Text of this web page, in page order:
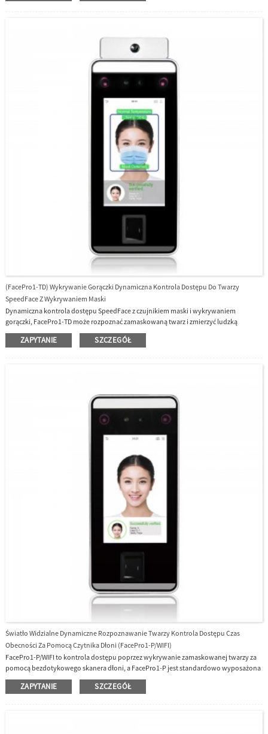
środowiskowe.FacePro15 może pracować na zewnątrz z funkcją wodoodporności.
(FacePro1-TD) Wykrywanie Gorączki Dynamiczna Kontrola Dostępu Do Twarzy
SpeedFace Z Wykrywaniem Maski
Dynamiczna kontrola dostępu SpeedFace z czujnikiem maski i wykrywaniem
gorączki, FacePro1-TD może rozpoznać zamaskowaną twarz i zmierzyć ludzką
temperaturę.Bezdotykowy dostęp sprawia, że ​​dostęp jest bezpieczny i
higieniczny.Instalowany przy wejściu do biurowców, fabryk, szkół i innych miejsc
ZAPYTANIE SZCZEGÓŁ
Światło Widzialne Dynamiczne Rozpoznawanie Twarzy Kontrola Dostępu Czas
Obecności Za Pomocą Czytnika Dłoni (FacePro1-P/WIFI)
FacePro1-P/WIFI to kontrola dostępu poprzez wykrywanie zamaskowanej twarzy za
pomocą bezdotykowego skanera dłoni, a FacePro1-P jest standardowo wyposażona
w bezprzewodową komunikację Wi-Fi.FacePro1-P/WiFi rozpoznaje zamaskowaną
twarz.Wiele sposobów weryfikacji: dłoń, twarz, karta RFID Mifare, odcisk
ZAPYTANIE SZCZEGÓŁ